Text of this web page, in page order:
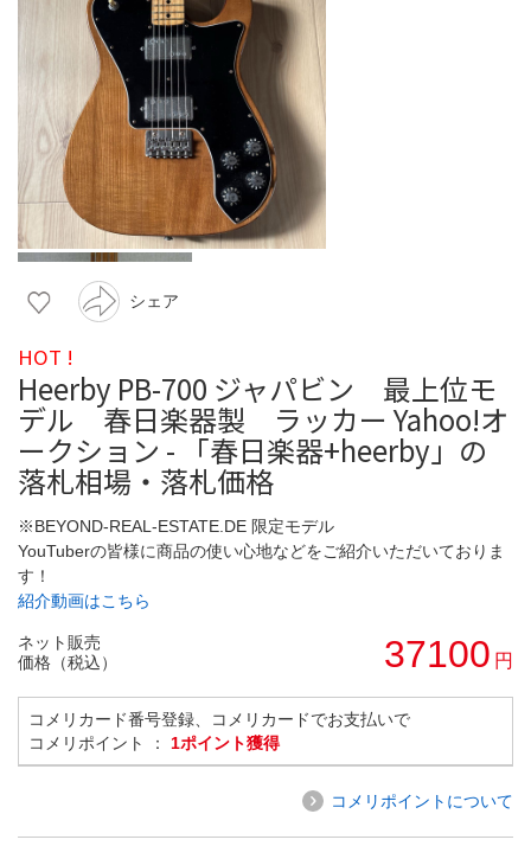
シェア
HOT !
Heerby PB-700 ジャパビン 最上位モ
デル 春日楽器製 ラッカー Yahoo!オ
ークション - 「春日楽器+heerby」の
落札相場・落札価格
※BEYOND-REAL-ESTATE.DE 限定モデル
YouTuberの皆様に商品の使い心地などをご紹介いただいておりま
す！
紹介動画はこちら
ネット販売
価格（税込）
37100 円
コメリカード番号登録、コメリカードでお支払いで
コメリポイント ： 1ポイント獲得
コメリポイントについて